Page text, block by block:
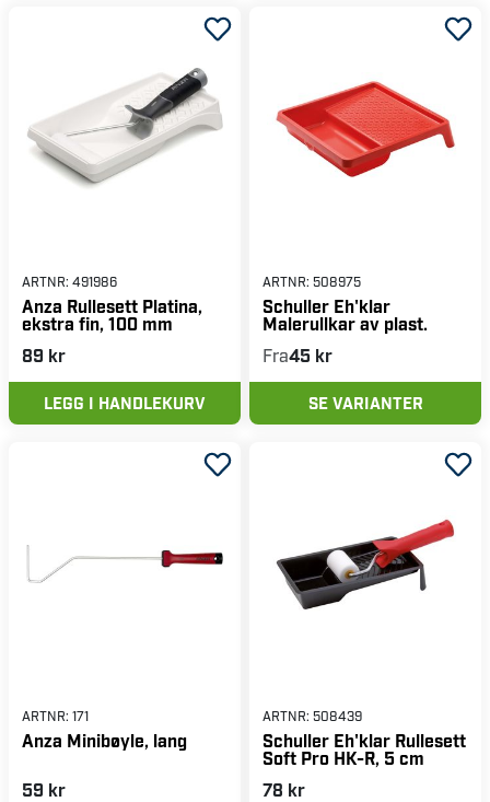
ARTNR: 491986
Anza Rullesett Platina,
ekstra fin, 100 mm
89 kr
LEGG I HANDLEKURV
ARTNR: 508975
Schuller Eh'klar
Malerullkar av plast.
Fra45 kr
SE VARIANTER
ARTNR: 171
Anza Minibøyle, lang
59 kr
ARTNR: 508439
Schuller Eh'klar Rullesett
Soft Pro HK-R, 5 cm
78 kr